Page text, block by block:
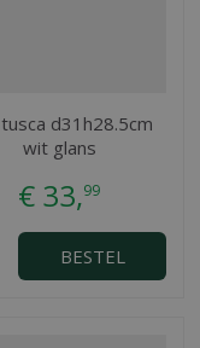
d31h28.5cm
wit glans
€ 33,99
BESTEL